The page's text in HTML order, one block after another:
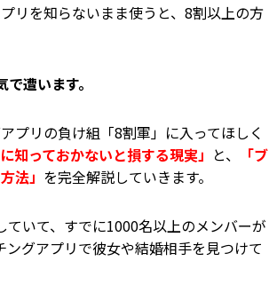
リを知らないまま使うと、8割以上の方
遭います。
プリの負け組「8割軍」に入ってほしく
知っておかないと損する現実」 と、
「ブ
法」 を完全解説していきます。
いて、すでに1000名以上のメンバーが
グアプリで彼女や結婚相手を見つけて